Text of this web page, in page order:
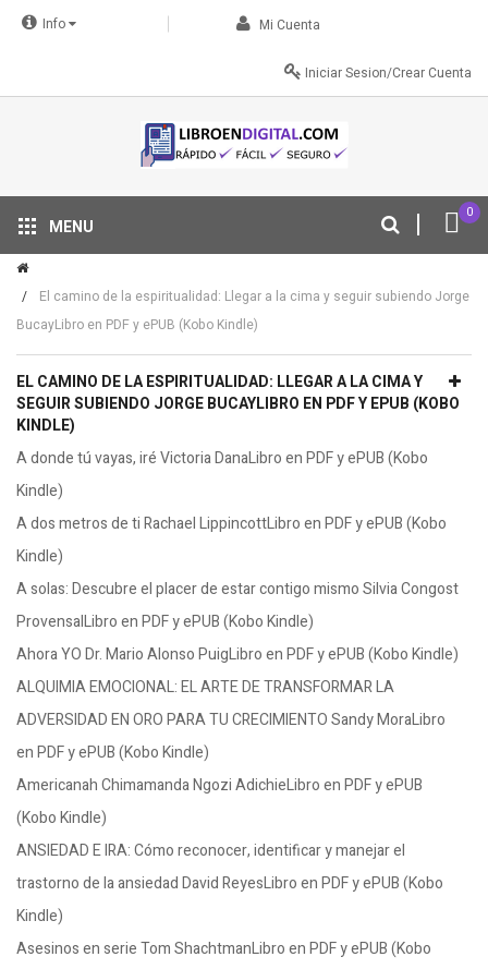
Info Mi Cuenta
Iniciar Sesion/Crear Cuenta
0
MENU
El camino de la espiritualidad: Llegar a la cima y seguir subiendo Jorge
BucayLibro en PDF y ePUB (Kobo Kindle)
EL CAMINO DE LA ESPIRITUALIDAD: LLEGAR A LA CIMA Y
SEGUIR SUBIENDO JORGE BUCAYLIBRO EN PDF Y EPUB (KOBO
KINDLE)
A donde tú vayas, iré Victoria DanaLibro en PDF y ePUB (Kobo
Kindle)
A dos metros de ti Rachael LippincottLibro en PDF y ePUB (Kobo
Kindle)
A solas: Descubre el placer de estar contigo mismo Silvia Congost
ProvensalLibro en PDF y ePUB (Kobo Kindle)
Ahora YO Dr. Mario Alonso PuigLibro en PDF y ePUB (Kobo Kindle)
ALQUIMIA EMOCIONAL: EL ARTE DE TRANSFORMAR LA
ADVERSIDAD EN ORO PARA TU CRECIMIENTO Sandy MoraLibro
en PDF y ePUB (Kobo Kindle)
Americanah Chimamanda Ngozi AdichieLibro en PDF y ePUB
(Kobo Kindle)
ANSIEDAD E IRA: Cómo reconocer, identificar y manejar el
trastorno de la ansiedad David ReyesLibro en PDF y ePUB (Kobo
Kindle)
Asesinos en serie Tom ShachtmanLibro en PDF y ePUB (Kobo